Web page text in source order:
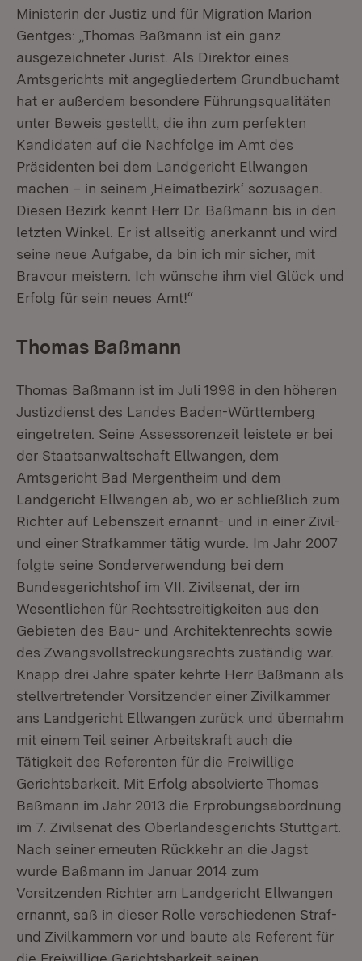
Ministerin der Justiz und für Migration Marion
Gentges: „Thomas Baßmann ist ein ganz
ausgezeichneter Jurist. Als Direktor eines
Amtsgerichts mit angegliedertem Grundbuchamt
hat er außerdem besondere Führungsqualitäten
unter Beweis gestellt, die ihn zum perfekten
Kandidaten auf die Nachfolge im Amt des
Präsidenten bei dem Landgericht Ellwangen
machen – in seinem ‚Heimatbezirk‘ sozusagen.
Diesen Bezirk kennt Herr Dr. Baßmann bis in den
letzten Winkel. Er ist allseitig anerkannt und wird
seine neue Aufgabe, da bin ich mir sicher, mit
Bravour meistern. Ich wünsche ihm viel Glück und
Erfolg für sein neues Amt!“
Thomas Baßmann
Thomas Baßmann ist im Juli 1998 in den höheren
Justizdienst des Landes Baden-Württemberg
eingetreten. Seine Assessorenzeit leistete er bei
der Staatsanwaltschaft Ellwangen, dem
Amtsgericht Bad Mergentheim und dem
Landgericht Ellwangen ab, wo er schließlich zum
Richter auf Lebenszeit ernannt- und in einer Zivil-
und einer Strafkammer tätig wurde. Im Jahr 2007
folgte seine Sonderverwendung bei dem
Bundesgerichtshof im VII. Zivilsenat, der im
Wesentlichen für Rechtsstreitigkeiten aus den
Gebieten des Bau- und Architektenrechts sowie
des Zwangsvollstreckungsrechts zuständig war.
Knapp drei Jahre später kehrte Herr Baßmann als
stellvertretender Vorsitzender einer Zivilkammer
ans Landgericht Ellwangen zurück und übernahm
mit einem Teil seiner Arbeitskraft auch die
Tätigkeit des Referenten für die Freiwillige
Gerichtsbarkeit. Mit Erfolg absolvierte Thomas
Baßmann im Jahr 2013 die Erprobungsabordnung
im 7. Zivilsenat des Oberlandesgerichts Stuttgart.
Nach seiner erneuten Rückkehr an die Jagst
wurde Baßmann im Januar 2014 zum
Vorsitzenden Richter am Landgericht Ellwangen
ernannt, saß in dieser Rolle verschiedenen Straf-
und Zivilkammern vor und baute als Referent für